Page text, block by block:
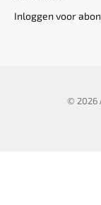
Inloggen voor
© 2026